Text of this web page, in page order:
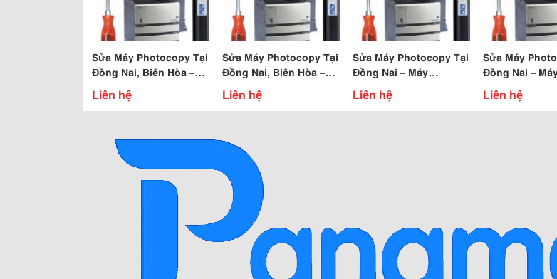
Sửa Máy Photocopy Tại
Đồng Nai, Biên Hòa –
Máy Photocopy Ricoh
Liên hệ
Sửa Máy Photocopy Tại
Đồng Nai, Biên Hòa –
Máy Photocopy Canon
Liên hệ
Sửa Máy Photocopy Tại
Đồng Nai – Máy
Photocopy Toshiba E280
Liên hệ
Sửa Máy
Đồng Nai –
Photocopy
Liên hệ